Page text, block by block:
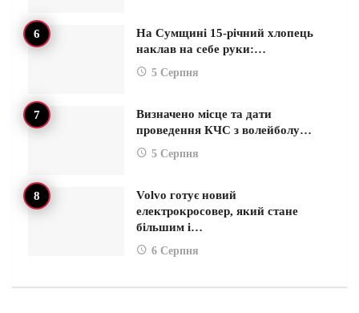
На Сумщині 15-річний хлопець
наклав на себе руки:…
5 Серпня
Визначено місце та дати
проведення КЧС з волейболу…
5 Серпня
Volvo готує новий
електрокросовер, який стане
більшим і…
6 Серпня